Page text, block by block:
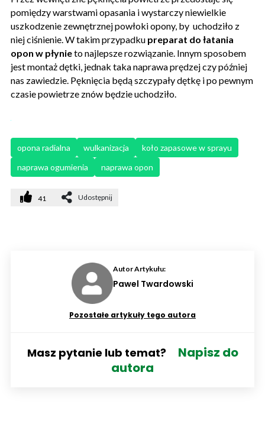
pomiędzy warstwami opasania i wystarczy niewielkie
uszkodzenie zewnętrznej powłoki opony, by uchodziło z
niej ciśnienie. W takim przypadku preparat do łatania
opon w płynieto najlepsze rozwiązanie. Innym sposobem
jest montaż dętki, jednak taka naprawa prędzej czy później
nas zawiedzie. Pęknięcia będą szczypały dętkę i po pewnym
czasie powietrze znów będzie uchodziło.
opona radialna wulkanizacja
koło zapasowe w sprayu
naprawa ogumienia
naprawa opon
41 Udostępnij
Autor Artykułu:
Pawel Twardowski
Pozostałe artykuły tego autora
Masz pytanie lub temat?
Napisz do
autora